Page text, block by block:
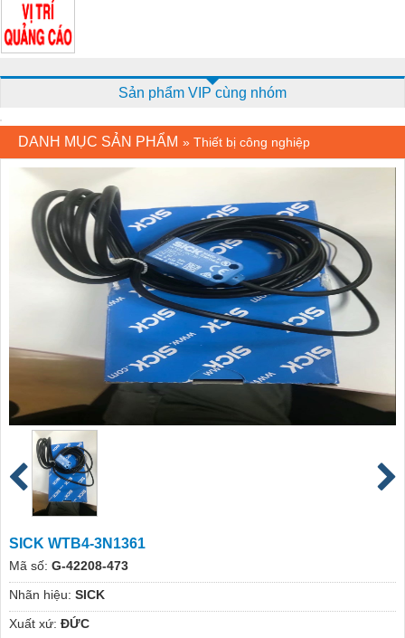
Sản phẩm VIP cùng nhóm
DANH MỤC SẢN PHẨM » Thiết bị công nghiệp
SICK WTB4-3N1361
Mã số: G-42208-473
Nhãn hiệu: SICK
Xuất xứ: ĐỨC